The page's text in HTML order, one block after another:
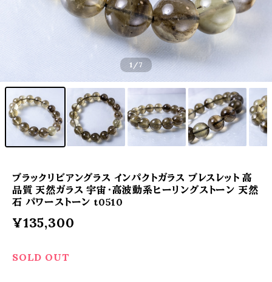
1 /7
ブラックリビアングラス インパクトガラス ブレスレット 高
品質 天然ガラス 宇宙・高波動系ヒーリングストーン 天然
石 パワーストーン t0510
¥135,300
SOLD OUT